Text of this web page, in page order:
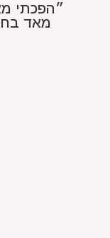
״הפכתי
מאד